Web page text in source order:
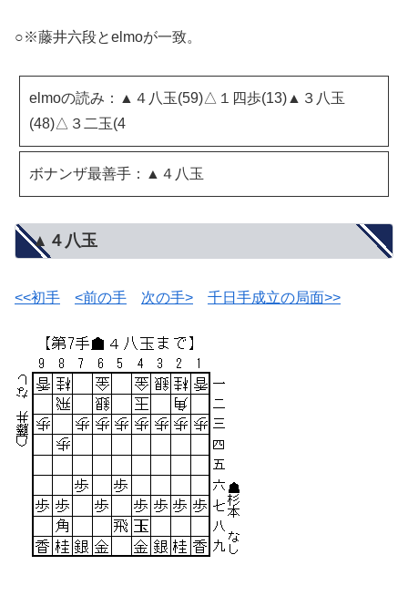
○※藤井六段とelmoが一致。
elmoの読み：▲４八玉(59)△１四歩(13)▲３八玉
(48)△３二玉(4
ボナンザ最善手：▲４八玉
▲４八玉
<<初手 <前の手 次の手> 千日手成立の局面>>